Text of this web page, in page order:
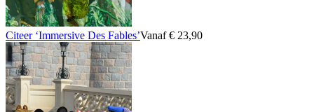
Citeer ‘Immersive Des Fables’Vanaf € 23,90